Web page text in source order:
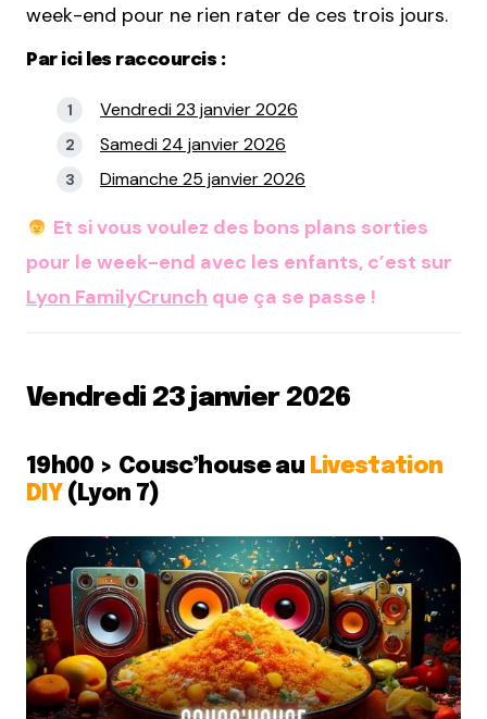
week-end pour ne rien rater de ces trois jours.
Par ici les raccourcis :
Vendredi 23 janvier 2026
Samedi 24 janvier 2026
Dimanche 25 janvier 2026
Et si vous voulez des bons plans sorties
pour le week-end avec les enfants, c’est sur
Lyon FamilyCrunch que ça se passe !
Vendredi 23 janvier 2026
19h00 > Cousc’house au Livestation
DIY (Lyon 7)